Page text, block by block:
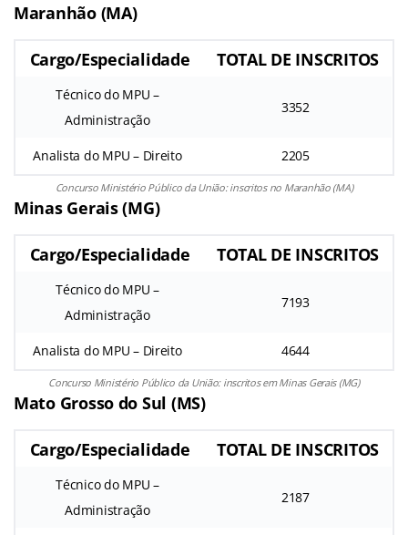
Maranhão (MA)
Cargo/Especialidade TOTAL DE INSCRITOS
Técnico do MPU –
Administração
3352
Analista do MPU – Direito 2205
Concurso Ministério Público da União: inscritos no Maranhão (MA)
Minas Gerais (MG)
Cargo/Especialidade TOTAL DE INSCRITOS
Técnico do MPU –
Administração
7193
Analista do MPU – Direito 4644
Concurso Ministério Público da União: inscritos em Minas Gerais (MG)
Mato Grosso do Sul (MS)
Cargo/Especialidade TOTAL DE INSCRITOS
Técnico do MPU –
Administração
2187